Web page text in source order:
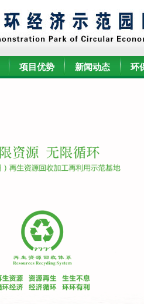
项目优势 新闻动态 环